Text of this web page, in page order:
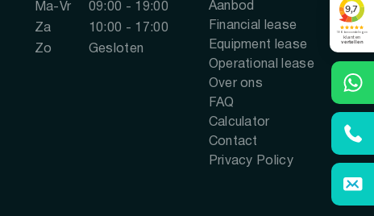
Ma-Vr
09:00 - 19:00
Za
10:00 - 17:00
Zo
Gesloten
Aanbod
Financial lease
Equipment lease
Operational lease
Over ons
FAQ
Calculator
Contact
Privacy Policy